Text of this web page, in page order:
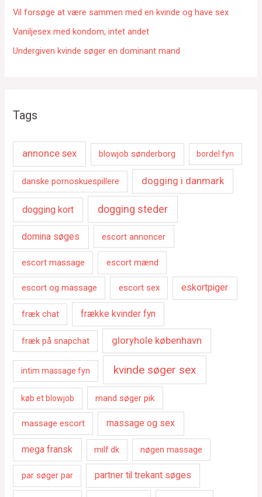
Vil forsøge at være sammen med en kvinde og have sex
Vaniljesex med kondom, intet andet
Undergiven kvinde søger en dominant mand
Tags
annonce sex blowjob sønderborg bordel fyn
danske pornoskuespillere dogging i danmark
dogging kort dogging steder
domina søges escort annoncer
escort massage escort mænd
escort og massage escort sex eskortpiger
fræk chat frække kvinder fyn
fræk på snapchat gloryhole københavn
intim massage fyn kvinde søger sex
køb et blowjob mand søger pik
massage escort massage og sex
mega fransk milf dk nøgen massage
par søger par partner til trekant søges